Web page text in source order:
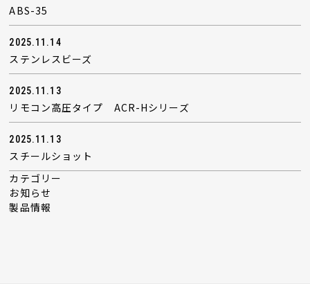
ABS-35
2025.11.14
ステンレスビーズ
2025.11.13
リモコン高圧タイプ ACR-Hシリーズ
2025.11.13
スチールショット
カテゴリー
お知らせ
製品情報